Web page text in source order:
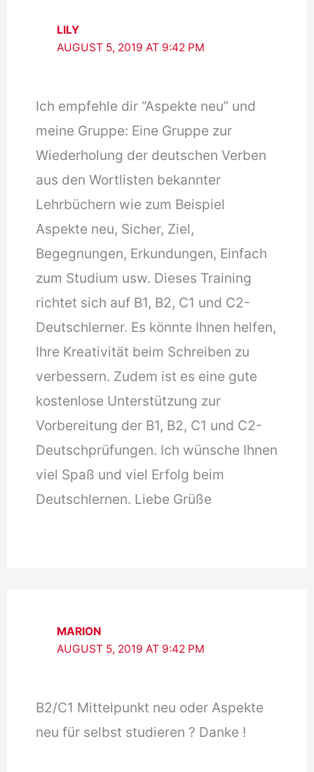
LILY
AUGUST 5, 2019 AT 9:42 PM
Ich empfehle dir “Aspekte neu” und
meine Gruppe: Eine Gruppe zur
Wiederholung der deutschen Verben
aus den Wortlisten bekannter
Lehrbüchern wie zum Beispiel
Aspekte neu, Sicher, Ziel,
Begegnungen, Erkundungen, Einfach
zum Studium usw. Dieses Training
richtet sich auf B1, B2, C1 und C2-
Deutschlerner. Es könnte Ihnen helfen,
Ihre Kreativität beim Schreiben zu
verbessern. Zudem ist es eine gute
kostenlose Unterstützung zur
Vorbereitung der B1, B2, C1 und C2-
Deutschprüfungen. Ich wünsche Ihnen
viel Spaß und viel Erfolg beim
Deutschlernen. Liebe Grüße
MARION
AUGUST 5, 2019 AT 9:42 PM
B2/C1 Mittelpunkt neu oder Aspekte
neu für selbst studieren ? Danke !